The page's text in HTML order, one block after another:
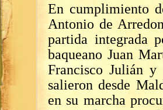
En cumplimiento
Antonio de
partida integrada
baqueano Juan
Francisco Julián
salieron desde
en su marcha